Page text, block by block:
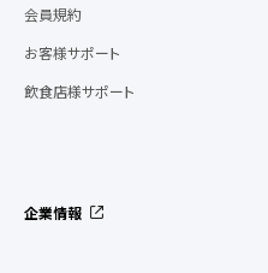
会員規約
お客様サポート
飲食店様サポート
企業情報